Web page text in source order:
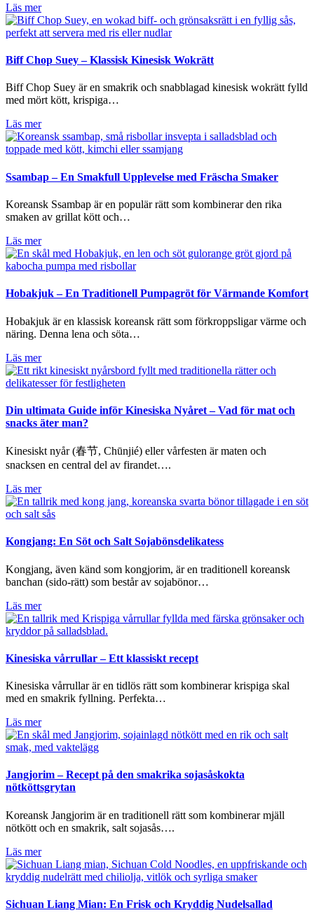
Läs mer
Biff Chop Suey – Klassisk Kinesisk Wokrätt
Biff Chop Suey är en smakrik och snabblagad kinesisk wokrätt fylld
med mört kött, krispiga…
Läs mer
Ssambap – En Smakfull Upplevelse med Fräscha Smaker
Koreansk Ssambap är en populär rätt som kombinerar den rika
smaken av grillat kött och…
Läs mer
Hobakjuk – En Traditionell Pumpagröt för Värmande Komfort
Hobakjuk är en klassisk koreansk rätt som förkroppsligar värme och
näring. Denna lena och söta…
Läs mer
Din ultimata Guide inför Kinesiska Nyåret – Vad för mat och
snacks äter man?
Kinesiskt nyår (春节, Chūnjié) eller vårfesten är maten och
snacksen en central del av firandet….
Läs mer
Kongjang: En Söt och Salt Sojabönsdelikatess
Kongjang, även känd som kongjorim, är en traditionell koreansk
banchan (sido-rätt) som består av sojabönor…
Läs mer
Kinesiska vårrullar – Ett klassiskt recept
Kinesiska vårrullar är en tidlös rätt som kombinerar krispiga skal
med en smakrik fyllning. Perfekta…
Läs mer
Jangjorim – Recept på den smakrika sojasåskokta
nötköttsgrytan
Koreansk Jangjorim är en traditionell rätt som kombinerar mjäll
nötkött och en smakrik, salt sojasås….
Läs mer
Sichuan Liang Mian: En Frisk och Kryddig Nudelsallad